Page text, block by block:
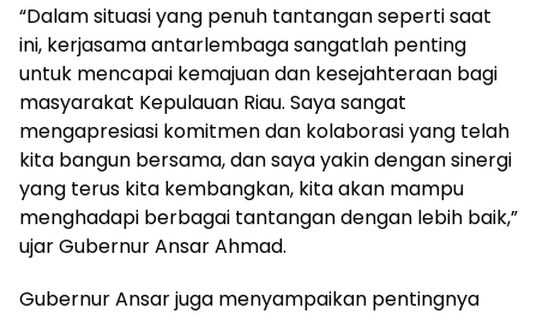
“Dalam situasi yang penuh tantangan seperti saat
ini, kerjasama antarlembaga sangatlah penting
untuk mencapai kemajuan dan kesejahteraan bagi
masyarakat Kepulauan Riau. Saya sangat
mengapresiasi komitmen dan kolaborasi yang telah
kita bangun bersama, dan saya yakin dengan sinergi
yang terus kita kembangkan, kita akan mampu
menghadapi berbagai tantangan dengan lebih baik,”
ujar Gubernur Ansar Ahmad.
Gubernur Ansar juga menyampaikan pentingnya